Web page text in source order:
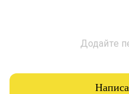
Додайте